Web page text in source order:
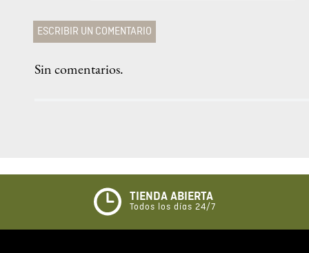
ESCRIBIR UN COMENTARIO
Califique el producto de 1 a 5 estrellas
★☆ ☆
Su nombre
Sin comentarios.
TIENDA ABIERTA
Todos los días 24/7